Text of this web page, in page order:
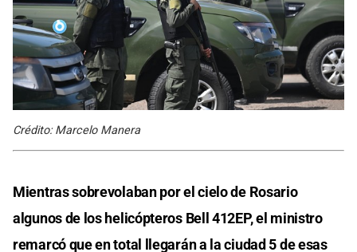
Crédito: Marcelo Manera
Mientras sobrevolaban por el cielo de Rosario
algunos de los helicópteros Bell 412EP, el ministro
remarcó que en total llegarán a la ciudad 5 de esas